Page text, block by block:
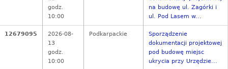
godz.
10:00
na budowę ul. Zagórki i
ul. Pod Lasem w...
12679095
2026-08-
13
godz.
10:00
Podkarpackie
Sporządzenie
dokumentacji projektowej
pod budowę miejsc
ukrycia przy Urzędzie...